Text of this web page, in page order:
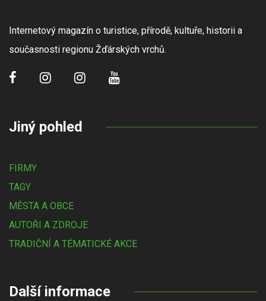
Internetový magazín o turistice, přírodě, kultuře, historii a
současnosti regionu Žďárských vrchů.
Jiný pohled
FIRMY
TAGY
MĚSTA A OBCE
AUTOŘI A ZDROJE
TRADIČNÍ A TÉMATICKÉ AKCE
Další informace